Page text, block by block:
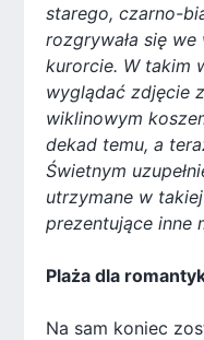
starego, czarno-
rozgrywała się
kurorcie. W takim
wyglądać zdjęcie
wiklinowym
dekad temu, a
Świetnym
utrzymane w
prezentujące inne
Plaża dla
Na sam koniec